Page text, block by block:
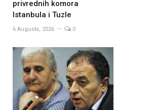
privrednih komora
Istanbula i Tuzle
6 Augusta, 2026 0